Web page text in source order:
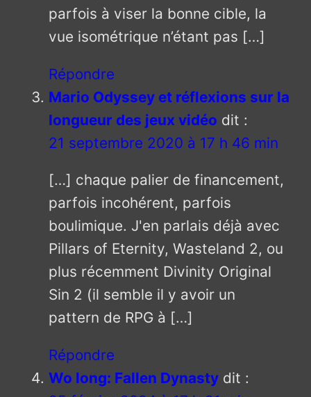
parfois à viser la bonne cible, la
vue isométrique n’étant pas […]
Répondre
Mario Odyssey et réflexions sur la
longueur des jeux vidéo dit :
21 septembre 2020 à 17 h 46 min
[…] chaque palier de financement,
parfois incohérent, parfois
boulimique. J'en parlais déjà avec
Pillars of Eternity, Wasteland 2, ou
plus récemment Divinity Original
Sin 2 (il semble il y avoir un
pattern de RPG à […]
Répondre
Wo long: Fallen Dynasty dit :